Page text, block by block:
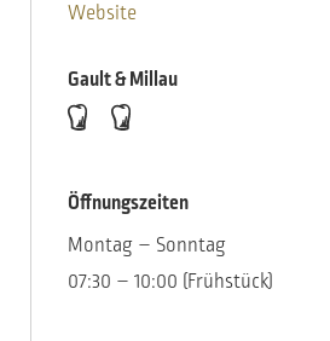
Website
Gault & Millau
Öffnungszeiten
Montag – Sonntag
07:30 – 10:00 (Frühstück)